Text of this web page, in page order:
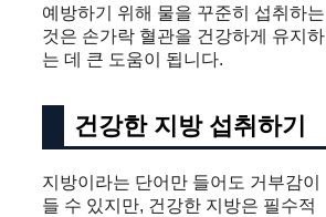
예방하기 위해 물을 꾸준히 섭취하는
것은 손가락 혈관을 건강하게 유지하
는 데 큰 도움이 됩니다.
건강한 지방 섭취하기
지방이라는 단어만 들어도 거부감이
들 수 있지만, 건강한 지방은 필수적